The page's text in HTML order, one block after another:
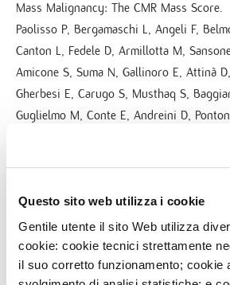
Questo sito web utilizza i cookie
Gentile utente il sito Web utilizza
cookie: cookie tecnici strettamente
il suo corretto funzionamento; cookie
Mass Malignancy: The CMR Mass Score.
Paolisso P, Bergamaschi L, Angeli F,
Canton L, Fedele D, Armillotta M,
Amicone S, Suma N, Gallinoro E, Attinà
Gherbesi E, Carugo S, Musthaq S,
Guglielmo M, Conte E, Andreini D,
C. Circ Cardiovasc Imaging. 2024